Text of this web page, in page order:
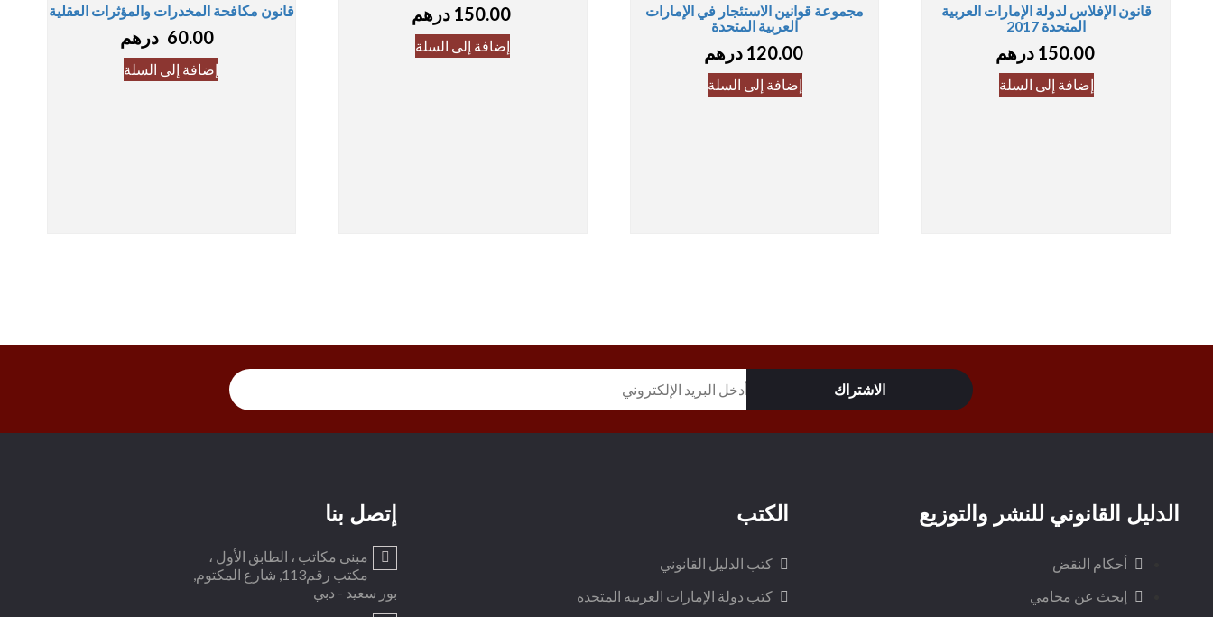
قانون الإفلاس لدولة الإمارات العربية
المتحدة 2017
درهم 150.00
إضافة إلى السلة
مجموعة قوانين الاستئجار في الإمارات
العربية المتحدة
درهم 120.00
إضافة إلى السلة
درهم 150.00
إضافة إلى السلة
قانون مكافحة المخدرات والمؤثرات العقلية
درهم 60.00
إضافة إلى السلة
إتصل بنا
مبنى مكاتب ، الطابق الأول ،
مكتب رقم113, شارع المكتوم,
بور سعيد - دبي
الكتب
كتب الدليل القانوني
كتب دولة الإمارات العربيه المتحده
الدليل القانوني للنشر والتوزيع
أحكام النقض
إبحث عن محامي